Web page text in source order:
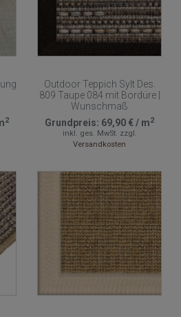
2
Outdoor Teppich Sylt Des.
809 Taupe 084 mit Bordüre |
Wunschmaß
Grundpreis: 69,90 €/ m2
inkl. ges. MwSt. zzgl.
Versandkosten